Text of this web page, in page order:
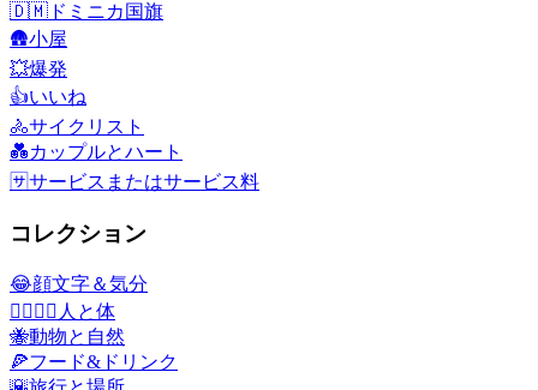
🇩🇲 ドミニカ国旗
🛖小屋
💥爆発
👍いいね
🚴サイクリスト
💑カップルとハート
🈂️サービスまたはサービス料
コレクション
😂顔文字＆気分
👩‍❤️‍💋‍👨 人と体
🐝動物と自然
🍕フード&ドリンク